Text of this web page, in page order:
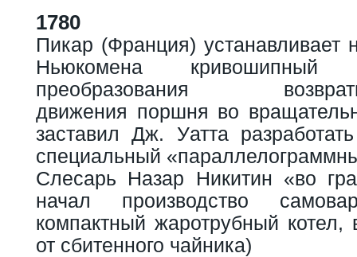
1780
Пикар (Франция)
Ньюкомена
преобразования возвратно-
движения поршня во
заставил Дж. Уатта
специальный
Слесарь Назар Никитин «во
начал производство
компактный жаротрубный котел,
от сбитенного чайника)